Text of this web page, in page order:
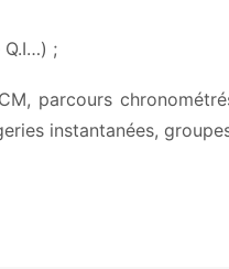
Q.I…) ;
parcours
instantanées,